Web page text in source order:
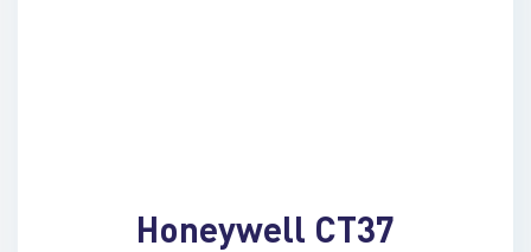
Honeywell CT37